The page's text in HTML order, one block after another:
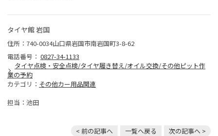
タイヤ館 岩国
住所：740-0034山口県岩国市南岩国町3-8-62
電話番号： 0827-34-1133
タイヤ点検・安全点検/タイヤ履き替え/オイル交換/その他ピット作
業の予約
カテゴリ： その他カー用品関連
担当：池田
< 前の記事へ 一覧へ戻る 次の記事へ >